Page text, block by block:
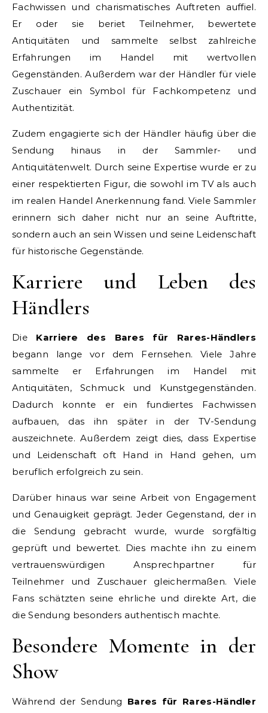
Fachwissen und charismatisches Auftreten auffiel.
Er oder sie beriet Teilnehmer, bewertete
Antiquitäten und sammelte selbst zahlreiche
Erfahrungen im Handel mit wertvollen
Gegenständen. Außerdem war der Händler für viele
Zuschauer ein Symbol für Fachkompetenz und
Authentizität.
Zudem engagierte sich der Händler häufig über die
Sendung hinaus in der Sammler- und
Antiquitätenwelt. Durch seine Expertise wurde er zu
einer respektierten Figur, die sowohl im TV als auch
im realen Handel Anerkennung fand. Viele Sammler
erinnern sich daher nicht nur an seine Auftritte,
sondern auch an sein Wissen und seine Leidenschaft
für historische Gegenstände.
Karriere und Leben des
Händlers
Die Karriere des Bares für Rares-Händlers
begann lange vor dem Fernsehen. Viele Jahre
sammelte er Erfahrungen im Handel mit
Antiquitäten, Schmuck und Kunstgegenständen.
Dadurch konnte er ein fundiertes Fachwissen
aufbauen, das ihn später in der TV-Sendung
auszeichnete. Außerdem zeigt dies, dass Expertise
und Leidenschaft oft Hand in Hand gehen, um
beruflich erfolgreich zu sein.
Darüber hinaus war seine Arbeit von Engagement
und Genauigkeit geprägt. Jeder Gegenstand, der in
die Sendung gebracht wurde, wurde sorgfältig
geprüft und bewertet. Dies machte ihn zu einem
vertrauenswürdigen Ansprechpartner für
Teilnehmer und Zuschauer gleichermaßen. Viele
Fans schätzten seine ehrliche und direkte Art, die
die Sendung besonders authentisch machte.
Besondere Momente in der
Show
Während der Sendung Bares für Rares-Händler